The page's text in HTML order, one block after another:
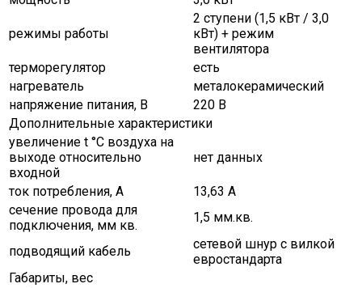
режимы работы
2 ступени (1,5 кВт / 3,0
кВт) + режим
вентилятора
терморегулятор
есть
нагреватель
металокерамический
напряжение питания, В
220 В
Дополнительные характеристики
увеличение t °C воздуха на
выходе относительно
входной
нет данных
ток потребления, А
13,63 А
сечение провода для
подключения, мм кв.
1,5 мм.кв.
подводящий кабель
сетевой шнур с вилкой
евростандарта
Габариты, вес